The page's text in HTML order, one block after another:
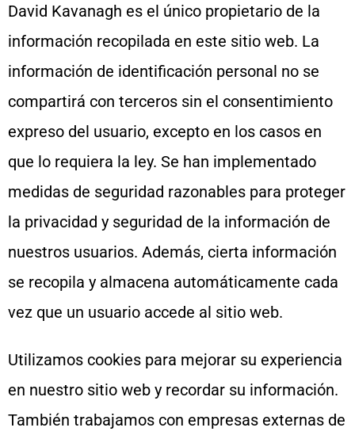
David Kavanagh es el único propietario de la
información recopilada en este sitio web. La
información de identificación personal no se
compartirá con terceros sin el consentimiento
expreso del usuario, excepto en los casos en
que lo requiera la ley. Se han implementado
medidas de seguridad razonables para proteger
la privacidad y seguridad de la información de
nuestros usuarios. Además, cierta información
se recopila y almacena automáticamente cada
vez que un usuario accede al sitio web.
Utilizamos cookies para mejorar su experiencia
en nuestro sitio web y recordar su información.
También trabajamos con empresas externas de